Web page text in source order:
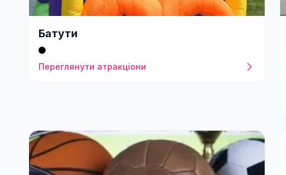
Батути
Переглянути атракціони